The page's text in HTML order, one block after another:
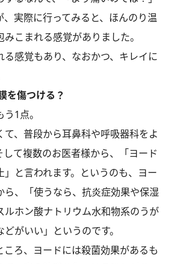
、実際に行ってみると、ほんのり温
こまれる感覚がありました。
感覚もあり、なおかつ、キレイに
を傷つける？
1点。
、普段から耳鼻科や呼吸器科をよ
して複数のお医者様から、「ヨード
と言われます。というのも、ヨー
ら、「使うなら、抗炎症効果や保湿
ルホン酸ナトリウム水和物系のうが
がいい」というのです。
ろ、ヨードには殺菌効果があるも